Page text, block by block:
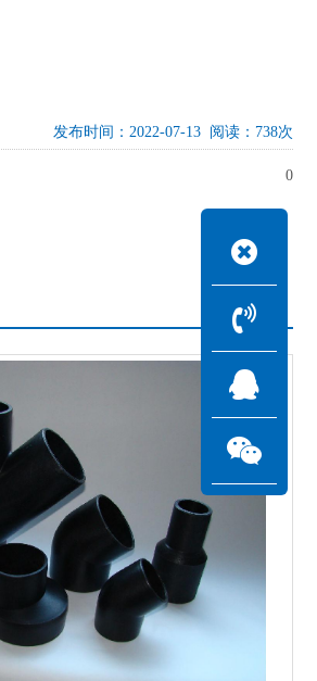
发布时间：2022-07-13 阅读：738次
0